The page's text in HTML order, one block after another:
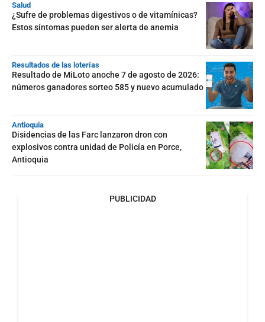
Salud
¿Sufre de problemas digestivos o de vitamínicas?
Estos síntomas pueden ser alerta de anemia
Resultados de las loterías
Resultado de MiLoto anoche 7 de agosto de 2026:
números ganadores sorteo 585 y nuevo acumulado
Antioquia
Disidencias de las Farc lanzaron dron con
explosivos contra unidad de Policía en Porce,
Antioquia
PUBLICIDAD